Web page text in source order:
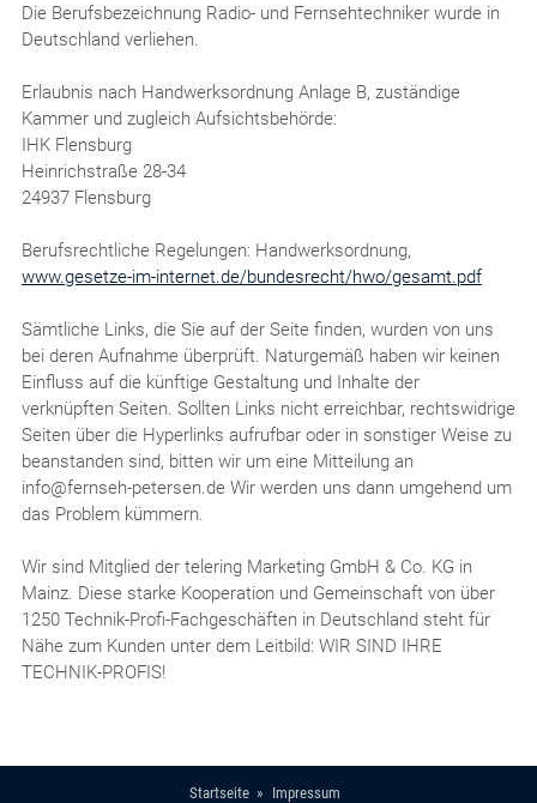
Die Berufsbezeichnung Radio- und Fernsehtechniker wurde in
Deutschland verliehen.
Erlaubnis nach Handwerksordnung Anlage B, zuständige
Kammer und zugleich Aufsichtsbehörde:
IHK Flensburg
Heinrichstraße 28-34
24937 Flensburg
Berufsrechtliche Regelungen: Handwerksordnung,
www.gesetze-im-internet.de/bundesrecht/hwo/gesamt.pdf
Sämtliche Links, die Sie auf der Seite finden, wurden von uns
bei deren Aufnahme überprüft. Naturgemäß haben wir keinen
Einfluss auf die künftige Gestaltung und Inhalte der
verknüpften Seiten. Sollten Links nicht erreichbar, rechtswidrige
Seiten über die Hyperlinks aufrufbar oder in sonstiger Weise zu
beanstanden sind, bitten wir um eine Mitteilung an
info@fernseh-petersen.de Wir werden uns dann umgehend um
das Problem kümmern.
Wir sind Mitglied der telering Marketing GmbH & Co. KG in
Mainz. Diese starke Kooperation und Gemeinschaft von über
1250 Technik-Profi-Fachgeschäften in Deutschland steht für
Nähe zum Kunden unter dem Leitbild: WIR SIND IHRE
TECHNIK-PROFIS!
Startseite Impressum